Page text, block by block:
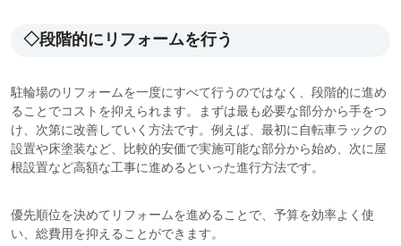
◇段階的にリフォームを行う
駐輪場のリフォームを一度にすべて行うのではなく、段階的に進め
ることでコストを抑えられます。まずは最も必要な部分から手をつ
け、次第に改善していく方法です。例えば、最初に自転車ラックの
設置や床塗装など、比較的安価で実施可能な部分から始め、次に屋
根設置など高額な工事に進めるといった進行方法です。
優先順位を決めてリフォームを進めることで、予算を効率よく使
い、総費用を抑えることができます。